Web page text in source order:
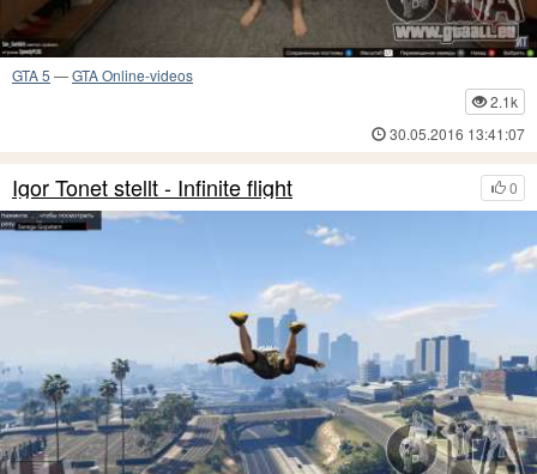
GTA 5 —GTA Online-videos
2.1k
30.05.2016 13:41:07
0
Igor Tonet stellt - Infinite flight